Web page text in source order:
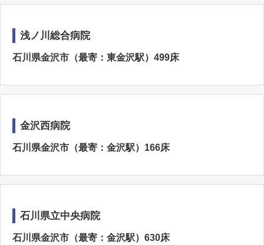
浅ノ川総合病院
石川県金沢市（最寄：東金沢駅）499床
金沢西病院
石川県金沢市（最寄：金沢駅）166床
石川県立中央病院
石川県金沢市（最寄：金沢駅）630床